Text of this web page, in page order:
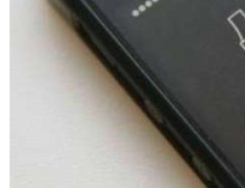
13:47
Покушение на
напала на